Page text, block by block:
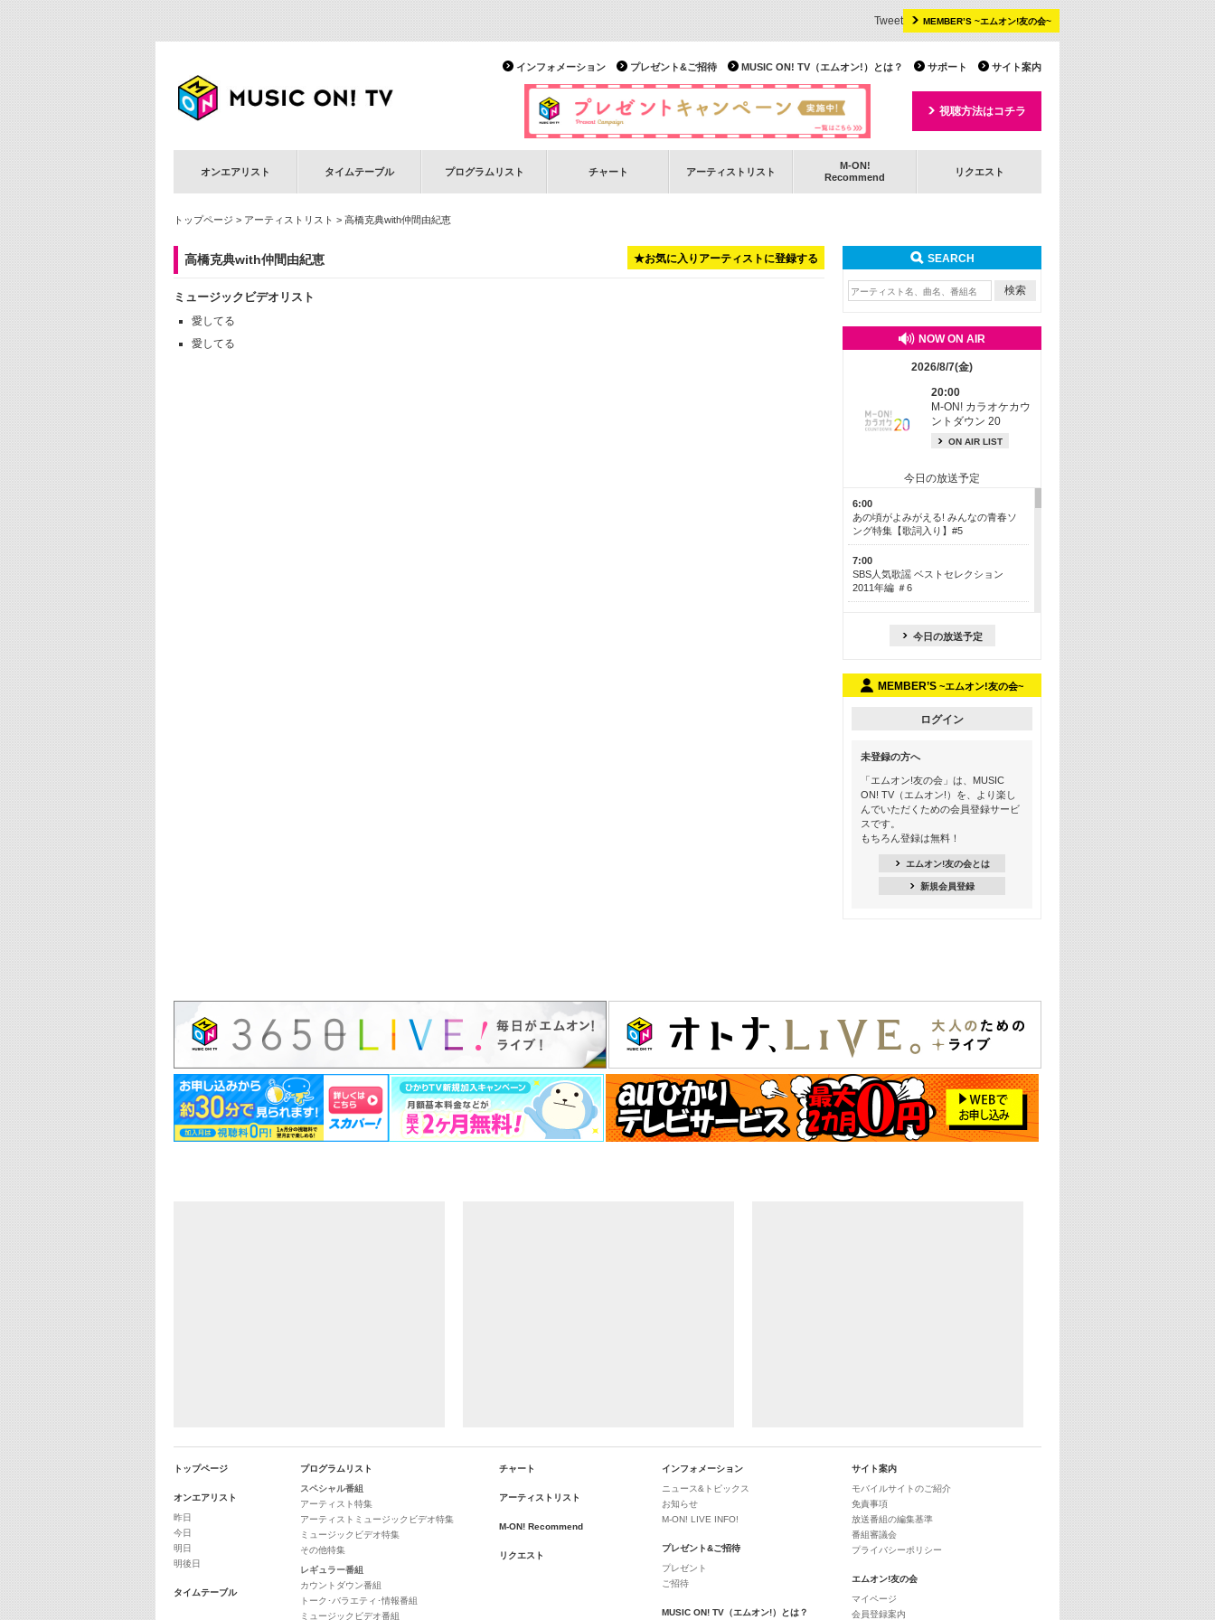
MEMBER’S ~エムオン!友の会~
Tweet
サイト案内
サポート
MUSIC ON! TV（エムオン!）とは？
プレゼント&ご招待
インフォメーション
視聴方法はコチラ
オンエアリスト タイムテーブル プログラムリスト チャート アーティストリスト
M-ON!
Recommend
リクエスト
トップページ > アーティストリスト > 高橋克典with仲間由紀恵
★お気に入りアーティストに登録する
高橋克典with仲間由紀恵
ミュージックビデオリスト
愛してる
愛してる
SEARCH
NOW ON AIR
2026/8/7(金)
20:00
M-ON! カラオケカウ
ントダウン 20
ON AIR LIST
今日の放送予定
6:00
あの頃がよみがえる! みんなの青春ソ
ング特集【歌詞入り】#5
7:00
SBS人気歌謡 ベストセレクション
2011年編 ＃6
今も昔も愛される鉄板カラオケメドレ
ー【歌詞入り】 一挙5時間！
13:30
Apple Music カウントダウン 20
16:30
あのころK-POPヒッツ! 2018→2021年
18:30
M-ON! Countdown K
23:00
SUPER EIGHT特集
24:00
25:00
エムオン! ヒッツ
26:00
今日の放送予定
MEMBER’S ~エムオン!友の会~
ログイン
未登録の方へ
「エムオン!友の会」は、MUSIC
ON! TV（エムオン!）を、より楽し
んでいただくための会員登録サービ
スです。
もちろん登録は無料！
エムオン!友の会とは
新規会員登録
トップページ
オンエアリスト
昨日
今日
明日
明後日
タイムテーブル
プログラムリスト
スペシャル番組
アーティスト特集
アーティストミュージックビデオ特集
ミュージックビデオ特集
その他特集
レギュラー番組
カウントダウン番組
トーク･バラエティ･情報番組
ミュージックビデオ番組
チャート
アーティストリスト
M-ON! Recommend
リクエスト
インフォメーション
ニュース&トピックス
お知らせ
M-ON! LIVE INFO!
プレゼント&ご招待
プレゼント
ご招待
MUSIC ON! TV（エムオン!）とは？
サイト案内
モバイルサイトのご紹介
免責事項
放送番組の編集基準
番組審議会
プライバシーポリシー
エムオン!友の会
マイページ
会員登録案内